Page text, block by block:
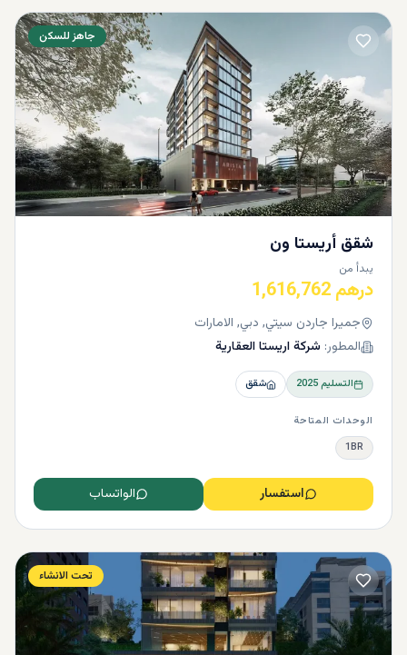
جاهز للسكن
شقق أريستا ون
يبدأ من
درهم 1,616,762
جميرا جاردن سيتي, دبي, الامارات
المطور: شركة اريستا العقارية
التسليم2025 شقق
الوحدات المتاحة
1BR
استفسار الواتساب
تحت الانشاء